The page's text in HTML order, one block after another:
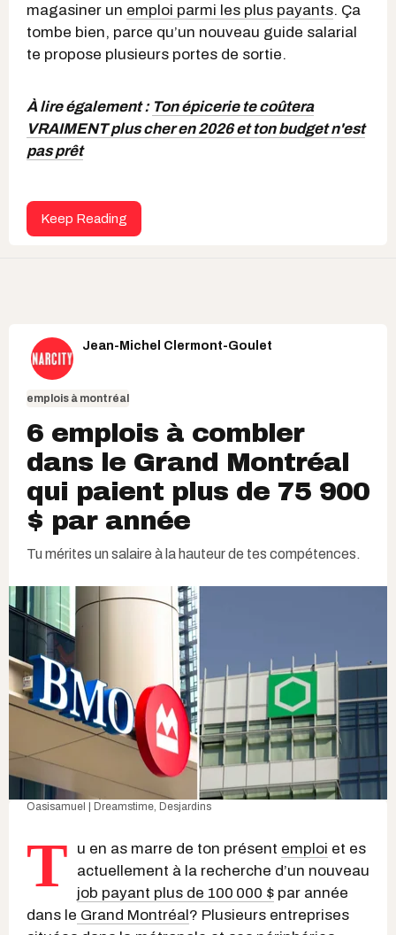
magasiner un emploi parmi les plus payants. Ça
tombe bien, parce qu’un nouveau guide salarial
te propose plusieurs portes de sortie.
À lire également : Ton épicerie te coûtera
VRAIMENT plus cher en 2026 et ton budget n'est
pas prêt
Keep Reading
Jean-Michel Clermont-Goulet
emplois à montréal
6 emplois à combler
dans le Grand Montréal
qui paient plus de 75 900
$ par année
Tu mérites un salaire à la hauteur de tes compétences.
Oasisamuel | Dreamstime Desjardins
T u en as marre de ton présent emploi et es
actuellement à la recherche d’un nouveau
job payant plus de 100 000 $ par année
dans le Grand Montréal? Plusieurs entreprises